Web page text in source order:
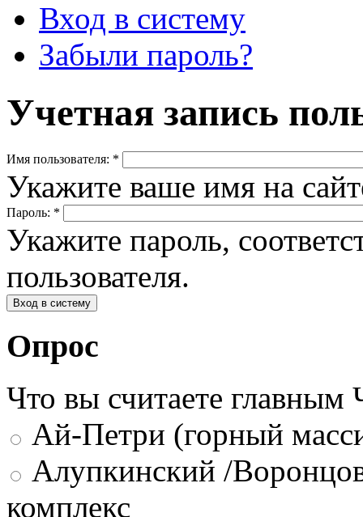
Вход в систему
Забыли пароль?
Учетная запись
Имя пользователя: *
Укажите ваше имя на
Пароль: *
Укажите пароль,
пользователя.
Опрос
Что вы считаете
Ай-Петри (горный
Алупкинский /
комплекс